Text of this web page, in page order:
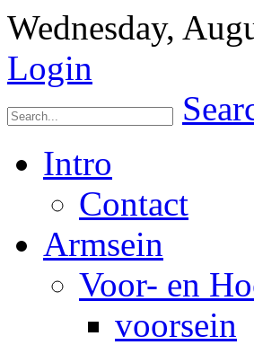
Wednesday,
Login
Intro
Contact
Armsein
Voor- en
voorsein